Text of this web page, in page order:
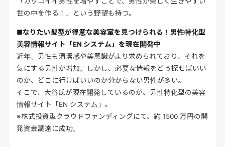
世の中を作る！」という野望も持つ。
■なりたい髪型が得意な美容室を見つけられる！男性特化型
美容情報サイト「EN システム」を現在開発中
近年、男性も清潔感や美意識がより求められており、それを
気にする男性が増加。しかし、必要な情報をどう探せばいい
のか、どこに行けばいいのか分からない男性が多い。
そこで、大谷氏が現在開発しているのが、男性特化型の美容
情報サイト「EN システム」。
※株式投資型クラウドファンディングにて、約 1500 万円の開
発資金調達に成功。